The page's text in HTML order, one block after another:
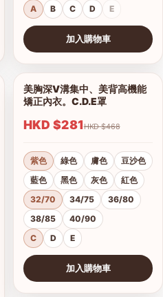
A
B C D E
加入購物車
1/16
查看圖片
美胸深V溝集中、美背高機能
矯正內衣。C.D.E罩
HKD $281 HKD $468
紫色 綠色 膚色
豆沙色
藍色
黑色 灰色
紅色
32/70
34/75
36/80
38/85
40/90
C
D E
加入購物車
查看圖片